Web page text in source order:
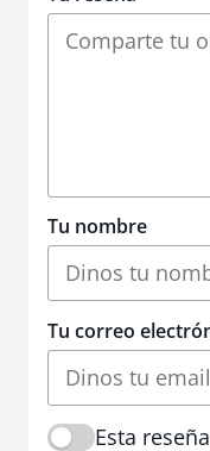
Tu nombre
Tu correo
Esta